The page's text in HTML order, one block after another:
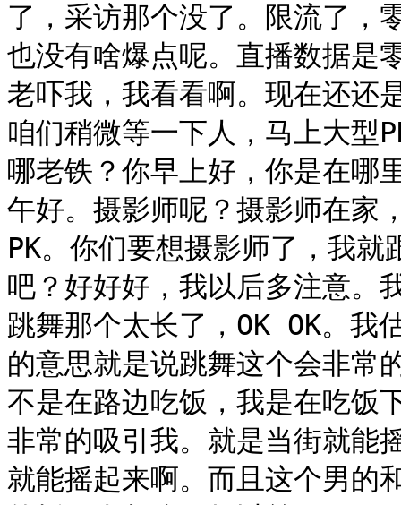
了，采访那个没了。限流了，
也没有啥爆点呢。直播数据是
老吓我，我看看啊。现在还还
咱们稍微等一下人，马上大型
哪老铁？你早上好，你是在哪
午好。摄影师呢？摄影师在家
PK。你们要想摄影师了，我就
吧？好好好，我以后多注意。
跳舞那个太长了，OK OK。我
的意思就是说跳舞这个会非常
不是在路边吃饭，我是在吃饭
非常的吸引我。就是当街就能
就能摇起来啊。而且这个男的